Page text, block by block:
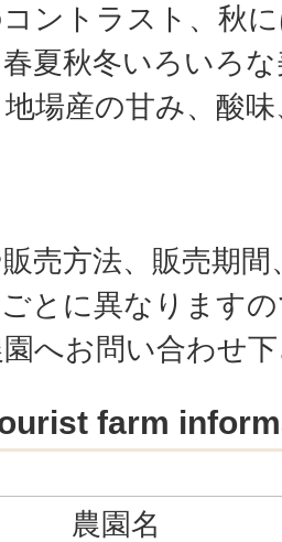
ントラスト、秋
夏秋冬いろいろ
場産の甘み、酸
売方法、販売期間
とに異なります
へお問い合わせ
farm
農園名